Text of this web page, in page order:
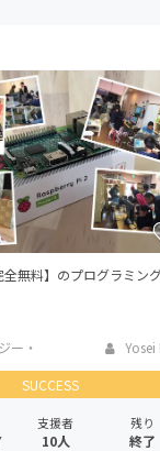
Creation
コミュニティ
全無料】のプログラミン
ー・
Yosei
SUCCESS
支援者
10人
残り
終了